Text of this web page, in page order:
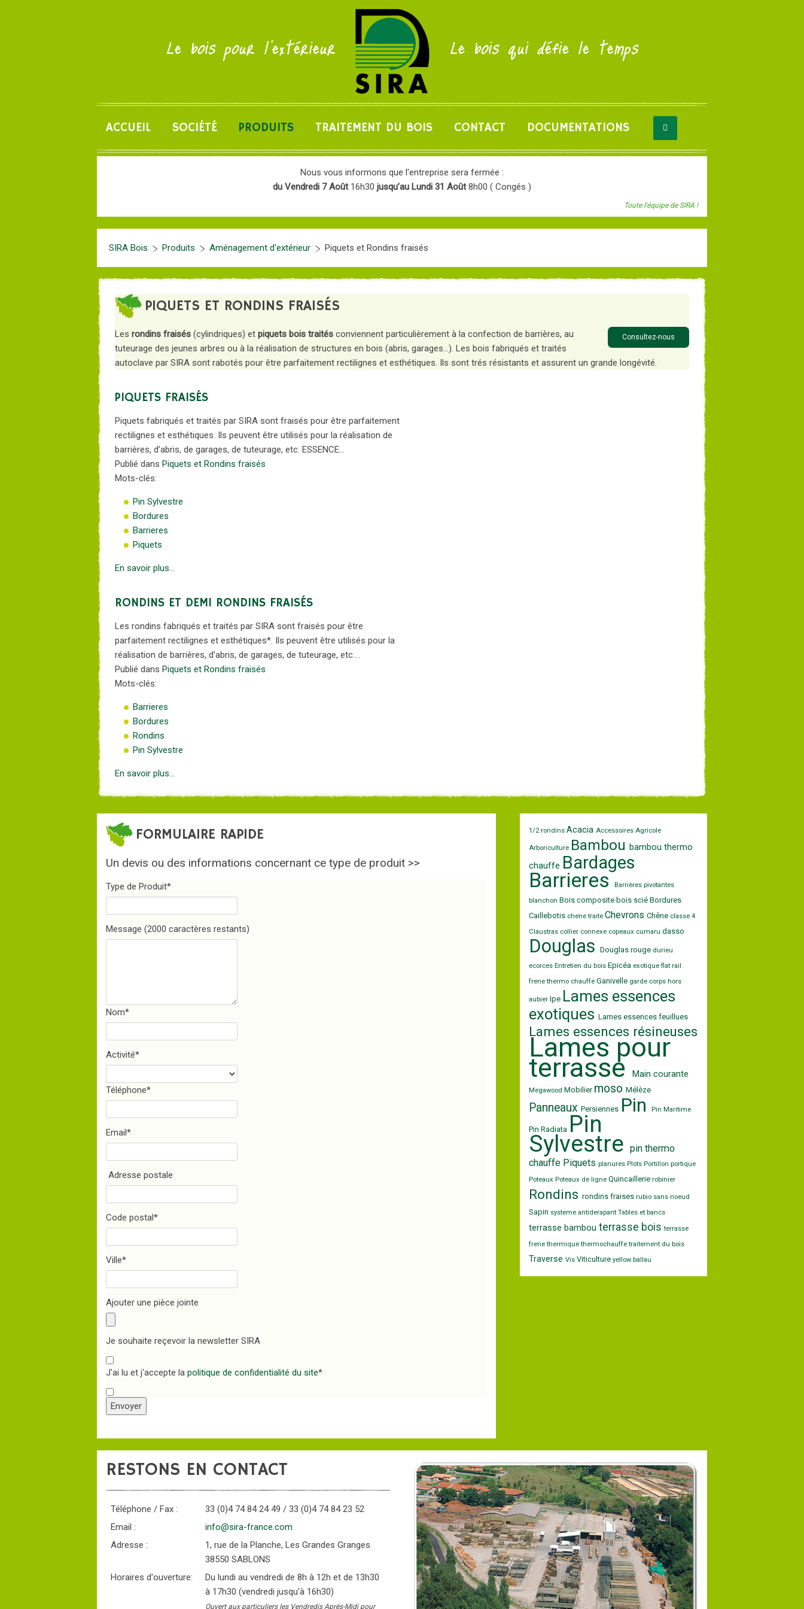
Le bois pour l'extérieur Le bois qui défie le temps
ACCUEIL SOCIÉTÉ PRODUITS TRAITEMENT DU BOIS CONTACT DOCUMENTATIONS
Nous vous informons que l'entreprise sera fermée :
du Vendredi 7 Août 16h30 jusqu’au Lundi 31 Août8h00 ( Congés )
Toute l'équipe de SIRA !
SIRA Bois Produits Aménagement d'extérieur Piquets et Rondins fraisés
PIQUETS ET RONDINS FRAISÉS
Consultez-nous
Les rondins fraisés (cylindriques) et piquets bois traités conviennent particulièrement à la confection de barrières, au
tuteurage des jeunes arbres ou à la réalisation de structures en bois (abris, garages...). Les bois fabriqués et traités
autoclave par SIRA sont rabotés pour être parfaitement rectilignes et esthétiques. Ils sont trés résistants et assurent un grande longévité.
PIQUETS FRAISÉS
Piquets fabriqués et traités par SIRA sont fraisés pour être parfaitement
rectilignes et esthétiques. Ils peuvent être utilisés pour la réalisation de
barrières, d’abris, de garages, de tuteurage, etc. ESSENCE…
Publié dans Piquets et Rondins fraisés
Mots-clés:
Pin Sylvestre
Bordures
Barrieres
Piquets
En savoir plus...
RONDINS ET DEMI RONDINS FRAISÉS
Les rondins fabriqués et traités par SIRA sont fraisés pour être
parfaitement rectilignes et esthétiques*. Ils peuvent être utilisés pour la
réalisation de barrières, d’abris, de garages, de tuteurage, etc.…
Publié dans Piquets et Rondins fraisés
Mots-clés:
Barrieres
Bordures
Rondins
Pin Sylvestre
En savoir plus...
FORMULAIRE RAPIDE
Un devis ou des informations concernant ce type de produit >>
Type de Produit*
Message (2000 caractères restants)
Nom*
Activité*
Téléphone*
Email*
Adresse postale
Code postal*
Ville*
Ajouter une pièce jointe
Je souhaite reçevoir la newsletter SIRA
J'ai lu et j'accepte la politique de confidentialité du site*
Envoyer
1/2 rondins Acacia Accessoires Agricole
Arboriculture Bambou bambou thermo
chauffe Bardages
BarrieresBarrières pivotantes
blanchon Bois composite bois scié Bordures
Caillebotis chene traite Chevrons Chêne classe 4
Claustras collier connexe copeaux cumaru dasso
Douglas Douglas rouge durieu
ecorces Entretien du bois Epicéa exotique flat rail
frene thermo chauffe Ganivelle garde corps hors
aubier Ipe Lames essences
exotiques Lames essences feuillues
Lames essences résineuses
Lames pour
terrasse Main courante
Megawood Mobilier moso Mélèze
Panneaux Persiennes Pin Pin Maritime
Pin Radiata Pin
Sylvestre pin thermo
chauffe Piquets planures Plots Portillon portique
Poteaux Poteaux de ligne Quincaillerie robinier
Rondins rondins fraises rubio sans noeud
Sapin systeme antiderapant Tables et bancs
terrasse bambou terrasse boisterrasse
frenethermiquethermochauffetraitement du bois
Traverse Vis Viticulture yellow ballau
RESTONS EN CONTACT
Téléphone / Fax :
33 (0)4 74 84 24 49 / 33 (0)4 74 84 23 52
Email :
info@sira-france.com
Adresse :
1, rue de la Planche, Les Grandes Granges
38550 SABLONS
Horaires d'ouverture:
Du lundi au vendredi de 8h à 12h et de 13h30
à 17h30 (vendredi jusqu'à 16h30)
Ouvert aux particuliers les Vendredis Après-Midi pour